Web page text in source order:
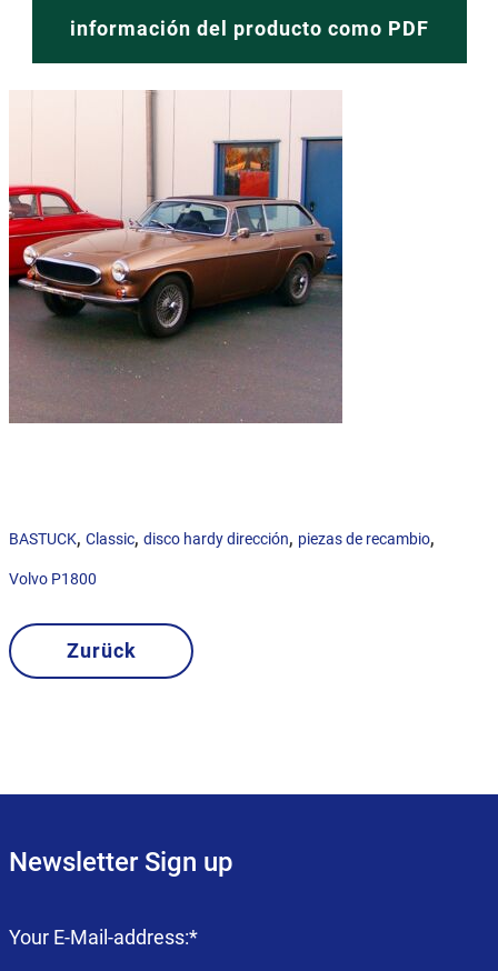
información del producto como PDF
BASTUCK, Classic, disco hardy dirección, piezas de recambio,
Volvo P1800
Zurück
Newsletter Sign up
Campo
Your E-Mail-address:*